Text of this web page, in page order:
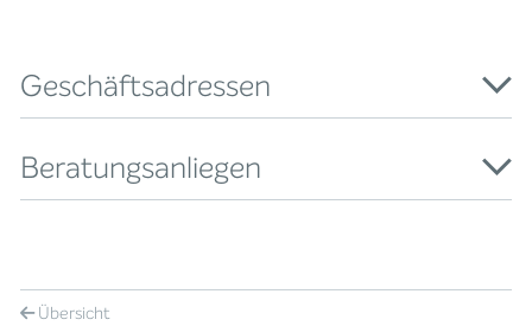
Geschäftsadressen
Beratungsanliegen
Übersicht